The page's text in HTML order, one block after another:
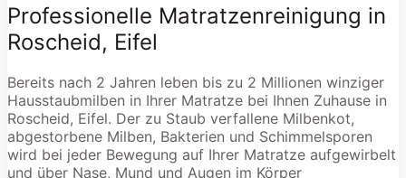
Professionelle Matratzenreinigung in
Roscheid, Eifel
Bereits nach 2 Jahren leben bis zu 2 Millionen winziger
Hausstaubmilben in Ihrer Matratze bei Ihnen Zuhause in
Roscheid, Eifel. Der zu Staub verfallene Milbenkot,
abgestorbene Milben, Bakterien und Schimmelsporen
wird bei jeder Bewegung auf Ihrer Matratze aufgewirbelt
und über Nase, Mund und Augen im Körper